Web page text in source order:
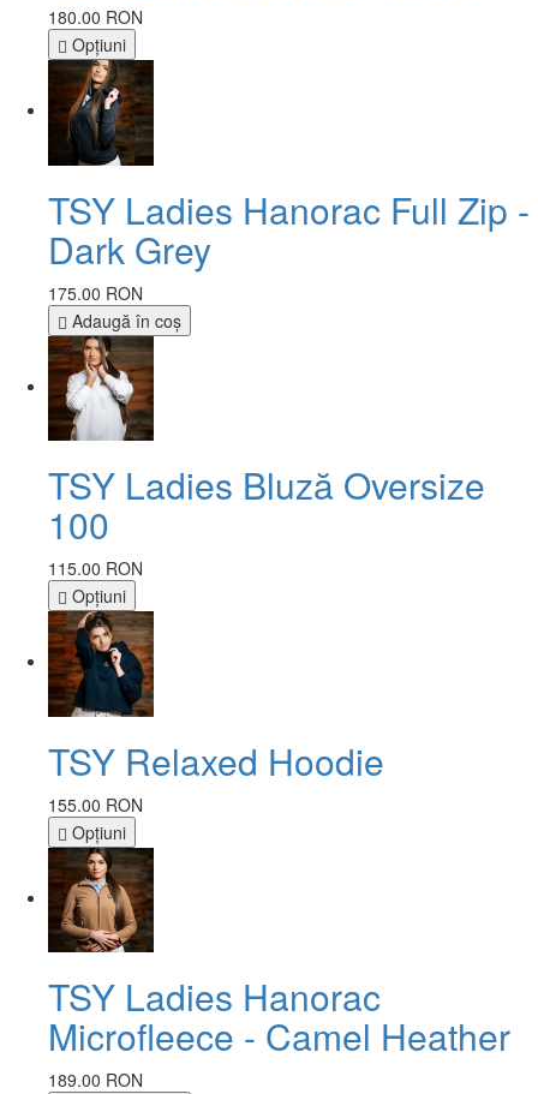
180.00 RON
Opţiuni
TSY Ladies Hanorac Full Zip -
Dark Grey
175.00 RON
Adaugă în coş
TSY Ladies Bluză Oversize
100
115.00 RON
Opţiuni
TSY Relaxed Hoodie
155.00 RON
Opţiuni
TSY Ladies Hanorac
Microfleece - Camel Heather
189.00 RON